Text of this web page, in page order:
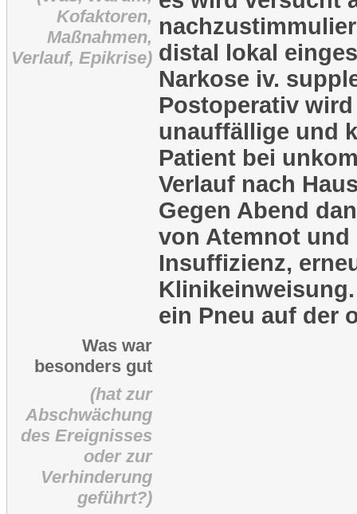
Kofaktoren,
Maßnahmen,
Verlauf, Epikrise) distal lokal
Narkose iv.
Postoperativ
unauffällige und
Patient bei
Verlauf nach
Gegen Abend
von Atemnot und
Insuffizienz,
ein Pneu auf der
Was war
besonders gut
(hat zur
Abschwächung
des Ereignisses
oder zur
Verhinderung
geführt?)